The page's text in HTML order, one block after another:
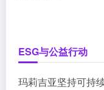
ESG与公益行动
玛莉吉亚坚持可持